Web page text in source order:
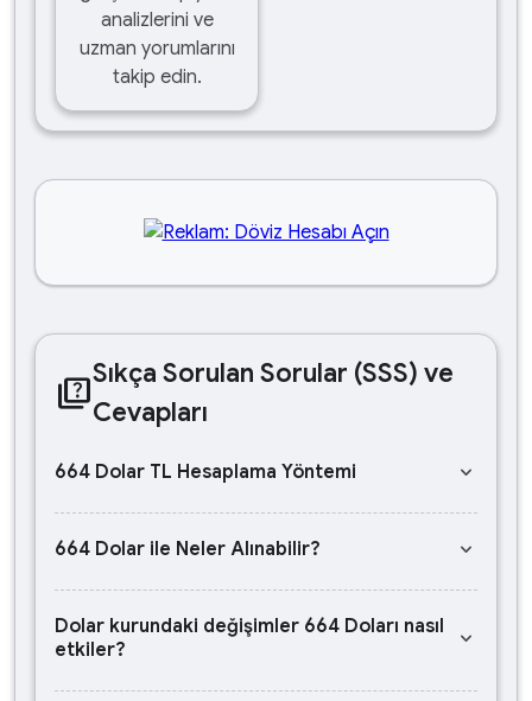
analizlerini ve
uzman yorumlarını
takip edin.
quizSıkça Sorulan Sorular (SSS) ve
Cevapları
664 Dolar TL Hesaplama Yöntemi keyboard_arrow_down
664 Dolar ile Neler Alınabilir? keyboard_arrow_down
Dolar kurundaki değişimler 664 Doları nasıl
etkiler?
keyboard_arrow_down